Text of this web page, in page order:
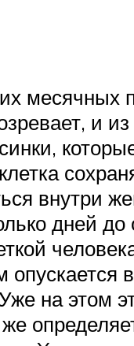
месячных
и
внутри
дней
на этом